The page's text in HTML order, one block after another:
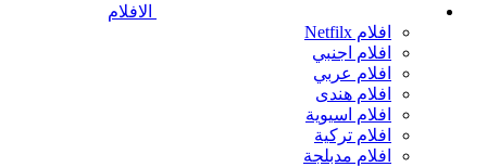
الافلام
افلام Netfilx
افلام اجنبي
افلام عربي
افلام هندى
افلام اسيوية
افلام تركية
افلام مدبلجة